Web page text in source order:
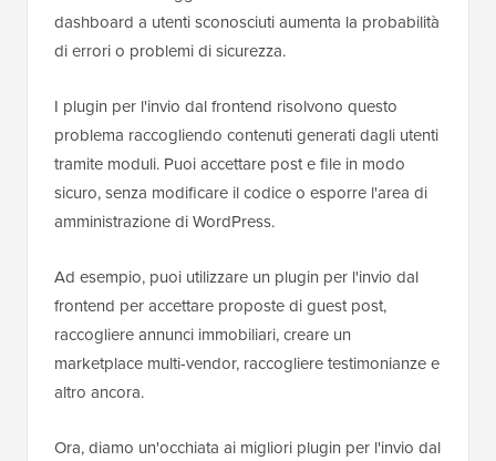
dashboard a utenti sconosciuti aumenta la probabilità
di errori o problemi di sicurezza.
I plugin per l'invio dal frontend risolvono questo
problema raccogliendo contenuti generati dagli utenti
tramite moduli. Puoi accettare post e file in modo
sicuro, senza modificare il codice o esporre l'area di
amministrazione di WordPress.
Ad esempio, puoi utilizzare un plugin per l'invio dal
frontend per accettare proposte di guest post,
raccogliere annunci immobiliari, creare un
marketplace multi-vendor, raccogliere testimonianze e
altro ancora.
Ora, diamo un'occhiata ai migliori plugin per l'invio dal